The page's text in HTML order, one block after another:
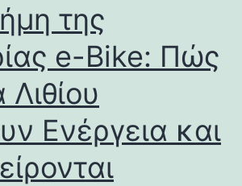
της
e-Bike: Πώς
Λιθίου
Ενέργεια και